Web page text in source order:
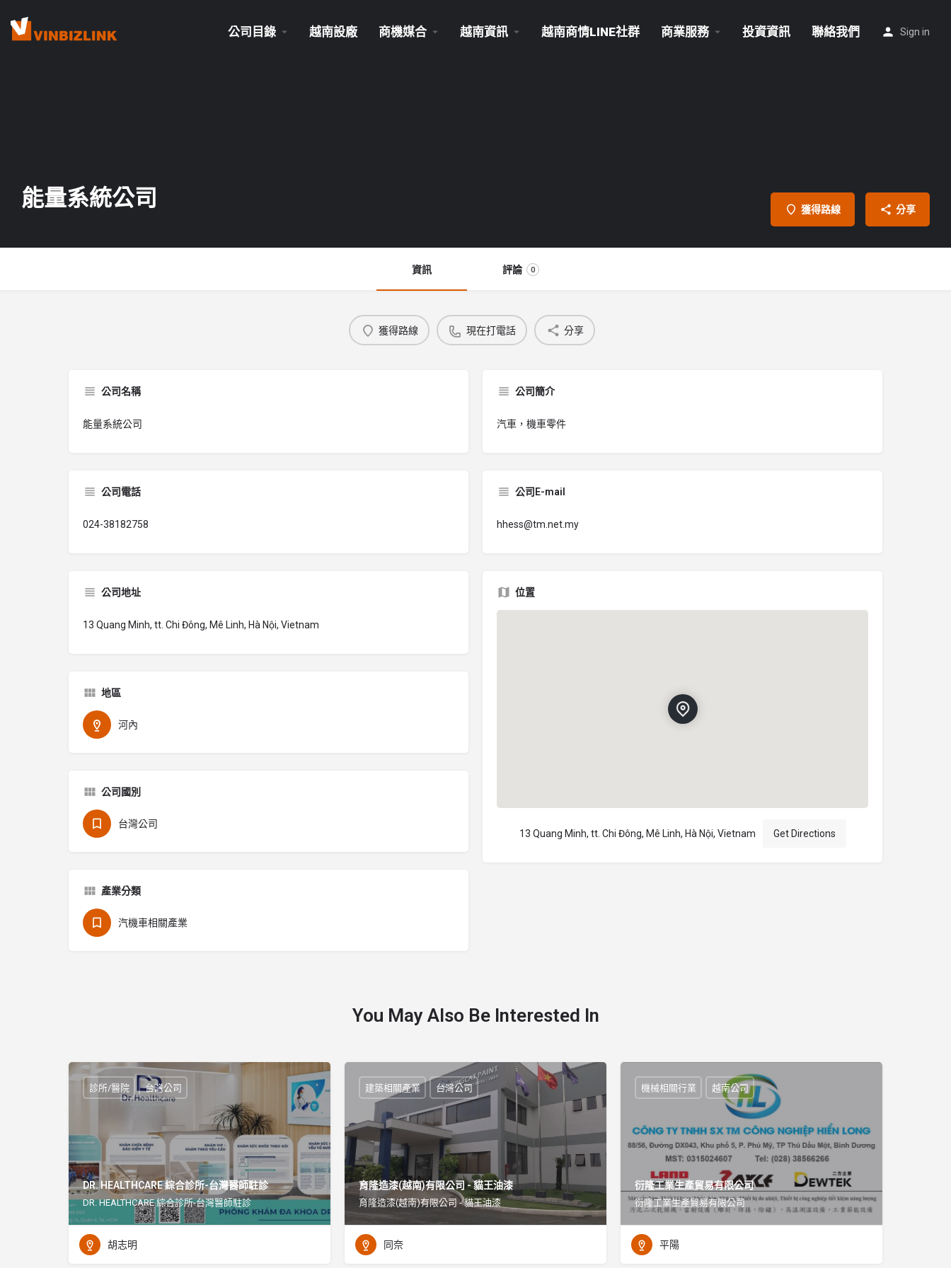
公司目錄 越南設廠 商機媒合 越南資訊 越南商情LINE社群 商業服務 投資資訊 聯絡我們 Sign in
能量系統公司 獲得路線 分享
資訊 評論 0
獲得路線 現在打電話 分享
公司名稱
能量系統公司
公司簡介
汽車，機車零件
公司電話
024-38182758
公司E-mail
hhess@tm.net.my
公司地址
13 Quang Minh, tt. Chi Đông, Mê Linh, Hà Nội, Vietnam
位置
13 Quang Minh, tt. Chi Đông, Mê Linh, Hà Nội, Vietnam Get Directions
地區
河內
公司國別
台灣公司
產業分類
汽機車相關產業
You May Also Be Interested In
DR. HEALTHCARE 綜合診所-台灣醫師駐診
DR. HEALTHCARE 綜合診所-台灣醫師駐診
診所/醫院 台灣公司
胡志明
育隆造漆(越南)有限公司 - 貓王油漆
育隆造漆(越南)有限公司 - 貓王油漆
建築相關產業 台灣公司
同奈
衍隆工業生產貿易有限公司
衍隆工業生產貿易有限公司
機械相關行業 越南公司
平陽